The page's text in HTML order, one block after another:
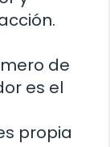
de
es el
propia